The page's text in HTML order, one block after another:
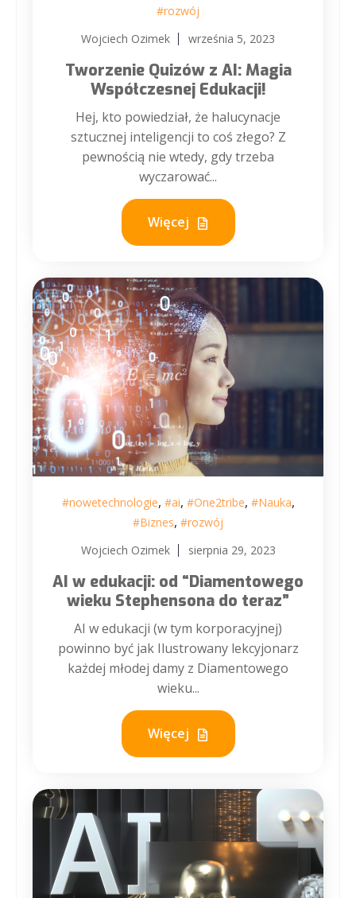
#rozwój
Wojciech Ozimek
września 5, 2023
Tworzenie Quizów z AI: Magia
Współczesnej Edukacji!
Hej, kto powiedział, że halucynacje
sztucznej inteligencji to coś złego? Z
pewnością nie wtedy, gdy trzeba
wyczarować...
Więcej
#nowetechnologie, #ai, #One2tribe, #Nauka,
#Biznes, #rozwój
Wojciech Ozimek
sierpnia 29, 2023
AI w edukacji: od “Diamentowego
wieku Stephensona do teraz”
AI w edukacji (w tym korporacyjnej)
powinno być jak Ilustrowany lekcyjonarz
każdej młodej damy z Diamentowego
wieku...
Więcej